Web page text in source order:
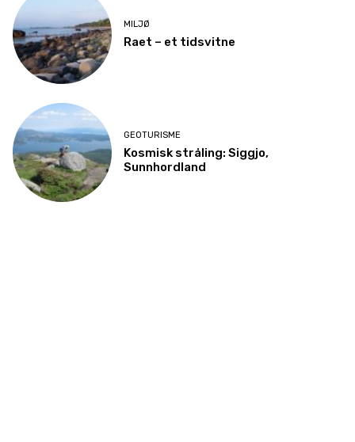
MILJØ
Raet – et tidsvitne
GEOTURISME
Kosmisk stråling: Siggjo,
Sunnhordland